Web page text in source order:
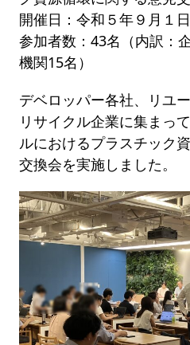
開催日：令和５年９月１日
参加者数：43名（内訳：
機関15名）
デベロッパー各社、リユ
リサイクル企業に集まっ
ルにおけるプラスチック
交換会を実施しました。